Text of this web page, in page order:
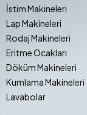
İstim Makineleri
Lap Makineleri
Rodaj Makineleri
Eritme Ocakları
Döküm Makineleri
Kumlama Makineleri
Lavabolar